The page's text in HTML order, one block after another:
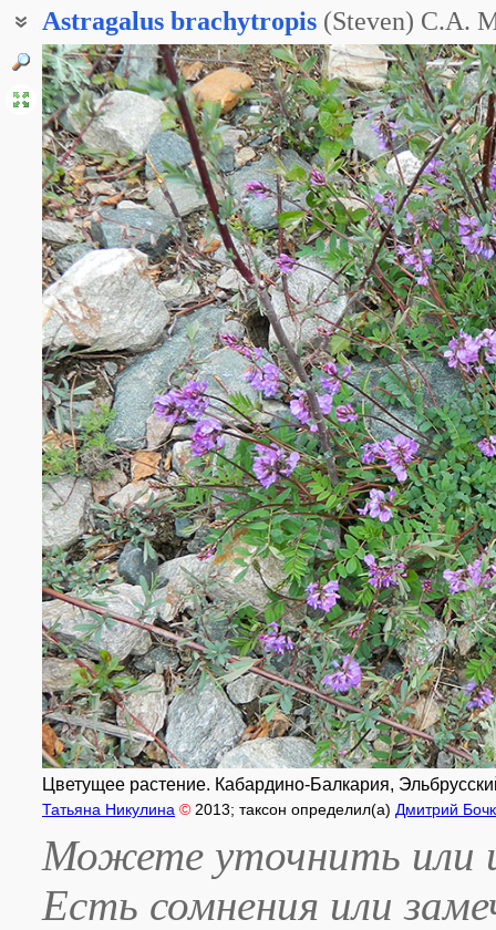
Astragalus brachytropis (Steven) C.A.
Астрагал коротколодочный
Цветущее растение. Кабардино-Балкария,
Татьяна Никулина © 2013; таксон определил(а) Дмитрий
Можете уточнить или
Есть сомнения или